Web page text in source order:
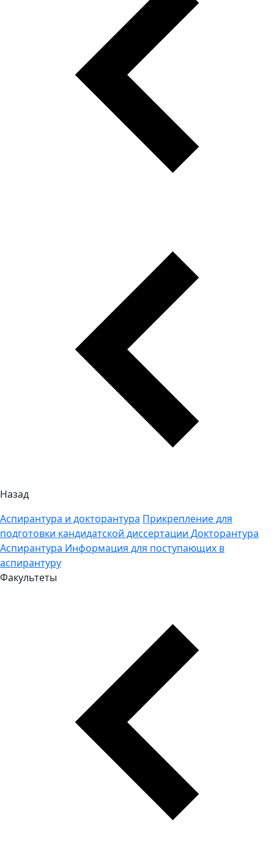
Назад
Аспирантура и докторантура Прикрепление для
подготовки кандидатской диссертации Докторантура
Аспирантура Информация для поступающих в
аспирантуру
Факультеты